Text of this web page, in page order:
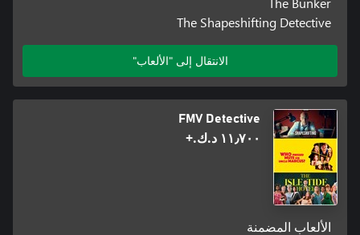
The Shapeshifting Detective
الانتقال إلى "الألعاب"
FMV Detective
١١٫٧٠٠ د.ك.‏+
الألعاب المضمنة